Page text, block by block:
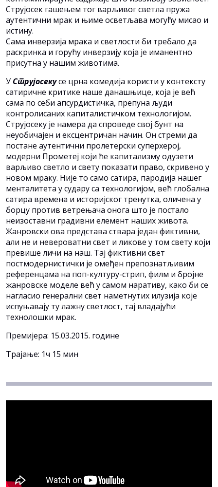
Струјосек гашењем тог варљивог светла пружа
аутентични мрак и њиме осветљава могућу мисао и
истину.
Сама инверзија мрака и светлости би требало да
раскринка и горућу инверзију која је иманентно
присутна у нашим животима.
У Струјосекусе црна комедија користи у контексту
сатиричне критике наше данашњице, која је већ
сама по себи апсурдистичка, препуна људи
контролисаних капиталистичком технологијом.
Струјосеку је намера да спроведе свој бунт на
неуобичајен и ексцентричан начин. Он стреми да
постане аутентични пролетерски суперхерој,
модерни Прометеј који ће капитализму одузети
варљиво светло и свету показати право, скривено у
новом мраку. Није то само сатира, пародија нашег
менталитета у судару са технологијом, већ глобална
сатира времена и историјског тренутка, оличена у
борцу против ветрењача онога што је постало
неизоставни градивни елемент наших живота.
Жанровски ова представа ствара један фиктивни,
али не и невероватни свет и ликове у том свету који
превише личи на наш. Тај фиктивни свет
постмодернистички је омеђен препознатљивим
референцама на поп-културу-стрип, филм и бројне
жанровске моделе већ у самом наративу, како би се
нагласио генерални свет наметнутих илузија које
испуњавају ту лажну светлост, тај владајући
технолошки мрак.
Премијера: 15.03.2015. године
Трајање: 1ч 15 мин